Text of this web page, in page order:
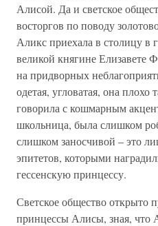
Алисой. Да и светское
восторгов по поводу
Аликс приехала в столицу в
великой княгине Елизавете
на придворных
одетая, угловатая, она плохо
говорила с кошмарным
школьница, была слишком
слишком заносчивой – это
эпитетов, которыми
гессенскую принцессу.
Светское общество открыто
принцессы Алисы, зная, что